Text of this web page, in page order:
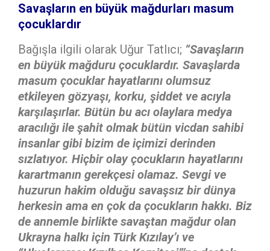
Savaşların en büyük mağdurları masum
çocuklardır
Bağışla ilgili olarak Uğur Tatlıcı; “Savaşların
en büyük mağduru çocuklardır. Savaşlarda
masum çocuklar hayatlarını olumsuz
etkileyen gözyaşı, korku, şiddet ve acıyla
karşılaşırlar. Bütün bu acı olaylara medya
aracılığı ile şahit olmak bütün vicdan sahibi
insanlar gibi bizim de içimizi derinden
sızlatıyor. Hiçbir olay çocukların hayatlarını
karartmanın gerekçesi olamaz. Sevgi ve
huzurun hakim olduğu savaşsız bir dünya
herkesin ama en çok da çocukların hakkı. Biz
de annemle birlikte savaştan mağdur olan
Ukrayna halkı için Türk Kızılay’ı ve